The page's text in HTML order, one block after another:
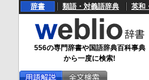
辞書 類語・対義語辞典 英和
556の専門辞書や国語辞典百科事典
から一度に検索!